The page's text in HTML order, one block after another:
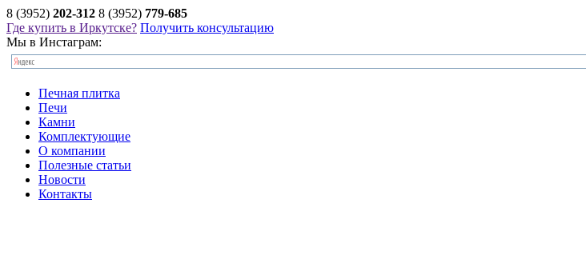
8 (3952) 202-312 8 (3952) 779-685
Где купить в Иркутске? Получить консультацию
Мы в Инстаграм:
Печная плитка
Печи
Камни
Комплектующие
О компании
Полезные статьи
Новости
Контакты